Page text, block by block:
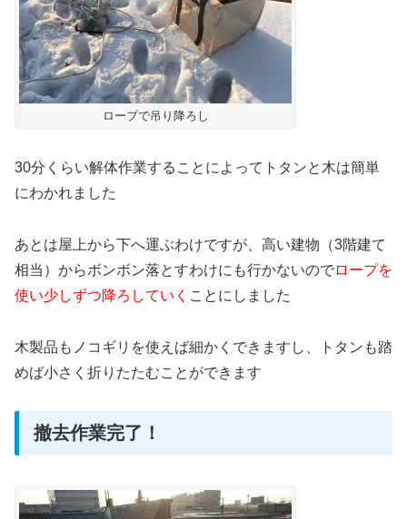
ロープで吊り降ろし
30分くらい解体作業することによってトタンと木は簡単
にわかれました
あとは屋上から下へ運ぶわけですが、高い建物（3階建て
相当）からボンボン落とすわけにも行かないのでロープを
使い少しずつ降ろしていく ことにしました
木製品もノコギリを使えば細かくできますし、トタンも踏
めば小さく折りたたむことができます
撤去作業完了！